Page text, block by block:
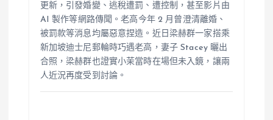
更新，引發婚變、逃稅遭罰、遭控制，甚至影片由
AI 製作等網路傳聞。老高今年 2 月曾澄清離婚、
被罰款等消息均屬惡意捏造。近日梁赫群一家搭乘
新加坡迪士尼郵輪時巧遇老高，妻子 Stacey 曬出
合照，梁赫群也證實小茉當時在場但未入鏡，讓兩
人近況再度受到討論。